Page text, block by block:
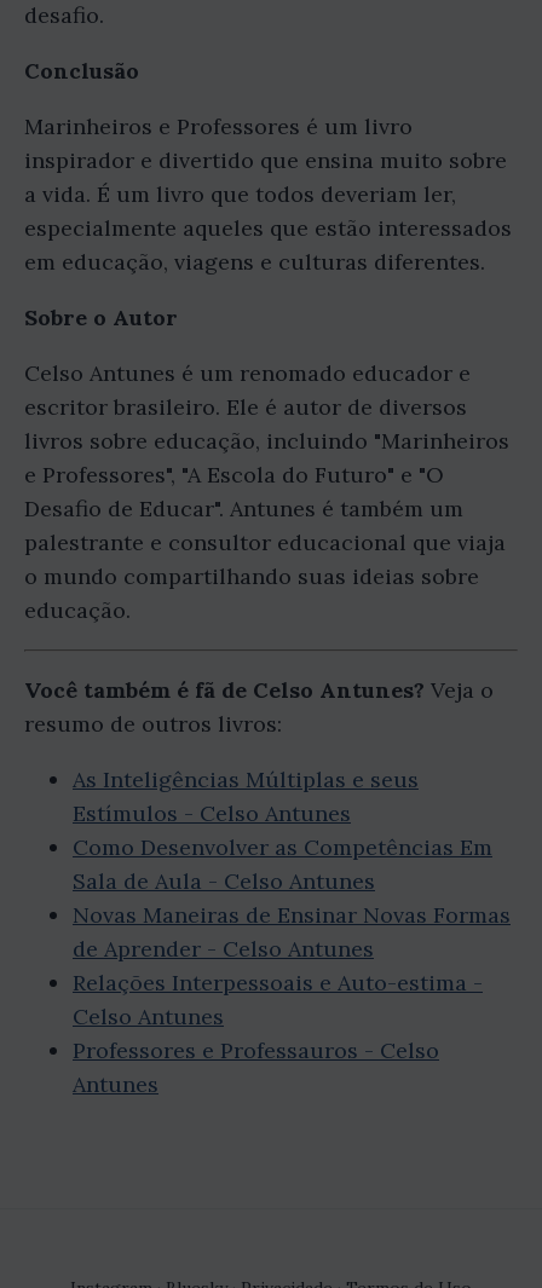
desafio.
Conclusão
Marinheiros e Professores é um livro
inspirador e divertido que ensina muito sobre
a vida. É um livro que todos deveriam ler,
especialmente aqueles que estão interessados
em educação, viagens e culturas diferentes.
Sobre o Autor
Celso Antunes é um renomado educador e
escritor brasileiro. Ele é autor de diversos
livros sobre educação, incluindo "Marinheiros
e Professores", "A Escola do Futuro" e "O
Desafio de Educar". Antunes é também um
palestrante e consultor educacional que viaja
o mundo compartilhando suas ideias sobre
educação.
Você também é fã de Celso Antunes? Veja o
resumo de outros livros:
As Inteligências Múltiplas e seus
Estímulos - Celso Antunes
Como Desenvolver as Competências Em
Sala de Aula - Celso Antunes
Novas Maneiras de Ensinar Novas Formas
de Aprender - Celso Antunes
Relações Interpessoais e Auto-estima -
Celso Antunes
Professores e Professauros - Celso
Antunes